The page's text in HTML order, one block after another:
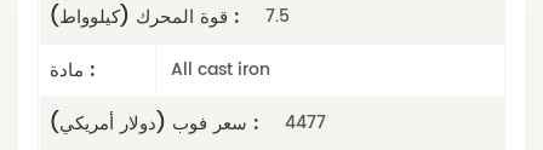
قوة المحرك (كيلوواط) : 7.5
مادة : All cast iron
سعر فوب (دولار أمريكي) : 4477